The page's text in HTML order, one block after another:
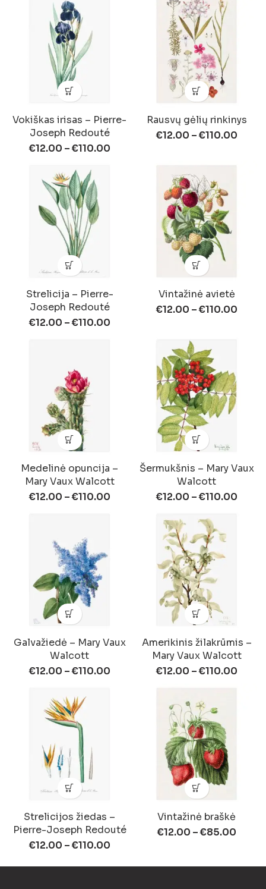
Vokiškas irisas – Pierre-
Joseph Redouté
€12.00 –€110.00
Rausvų gėlių rinkinys
€12.00 –€110.00
Strelicija – Pierre-
Joseph Redouté
€12.00 –€110.00
Vintažinė avietė
€12.00 –€110.00
Medelinė opuncija –
Mary Vaux Walcott
€12.00 –€110.00
Šermukšnis – Mary Vaux
Walcott
€12.00 –€110.00
Galvažiedė – Mary Vaux
Walcott
€12.00 –€110.00
Amerikinis žilakrūmis –
Mary Vaux Walcott
€12.00 –€110.00
Strelicijos žiedas –
Pierre-Joseph Redouté
€12.00 –€110.00
Vintažinė braškė
€12.00 –€85.00